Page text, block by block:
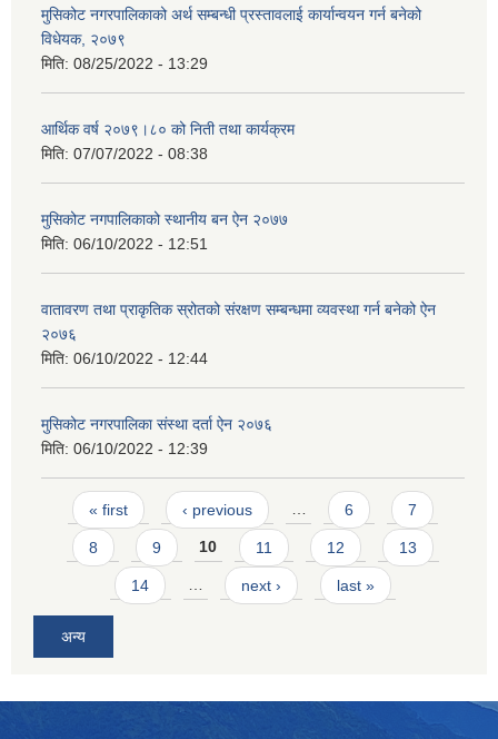
मुसिकोट नगरपालिकाको अर्थ सम्बन्धी प्रस्तावलाई कार्यान्वयन गर्न बनेको
विधेयक, २०७९
मिति: 08/25/2022 - 13:29
आर्थिक वर्ष २०७९।८० को निती तथा कार्यक्रम
मिति: 07/07/2022 - 08:38
मुसिकोट नगपालिकाको स्थानीय बन ऐन २०७७
मिति: 06/10/2022 - 12:51
वातावरण तथा प्राकृतिक स्रोतको संरक्षण सम्बन्धमा व्यवस्था गर्न बनेको ऐन
२०७६
मिति: 06/10/2022 - 12:44
मुसिकोट नगरपालिका संस्था दर्ता ऐन २०७६
मिति: 06/10/2022 - 12:39
Pages
« first ‹ previous … 6 7
8 9 10 11 12 13
14 … next › last »
अन्य